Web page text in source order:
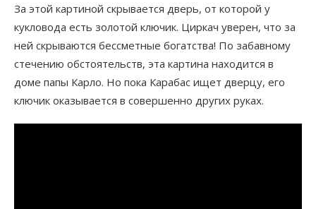
За этой картиной скрывается дверь, от которой у
кукловода есть золотой ключик. Циркач уверен, что за
ней скрываются бессметные богатства! По забавному
стечению обстоятельств, эта картина находится в
доме папы Карло. Но пока Карабас ищет дверцу, его
ключик оказывается в совершенно других руках.